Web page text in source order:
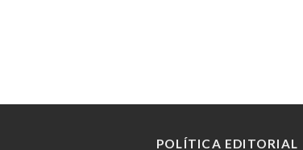
POLÍTICA EDITORIAL